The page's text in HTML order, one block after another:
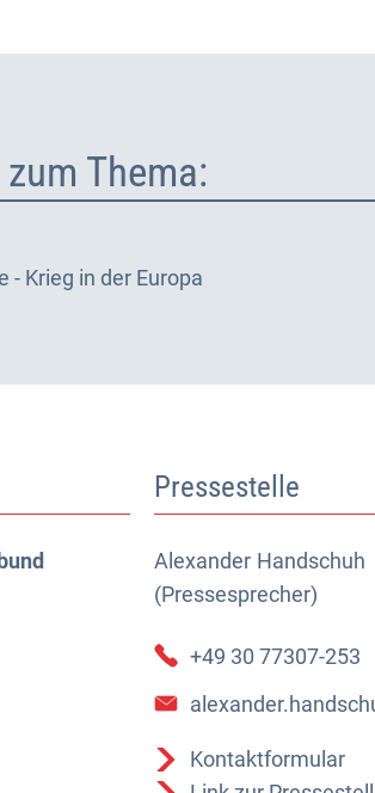
Thema:
- Krieg in der Europa
Pressestelle
Alexander Handschuh
(Pressesprecher)
Alexander Handschuh
+49 30 77307-253
Kontaktformular